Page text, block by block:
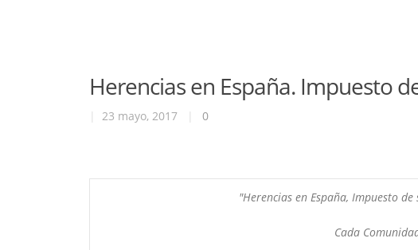
Herencias en España. Impuesto
23 mayo, 2017 0
"Herencias en España, Impuesto
Cada